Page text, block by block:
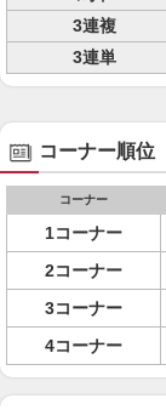
3連複
3連単
コーナー順位
コーナー
1コーナー
2コーナー
3コーナー
4コーナー